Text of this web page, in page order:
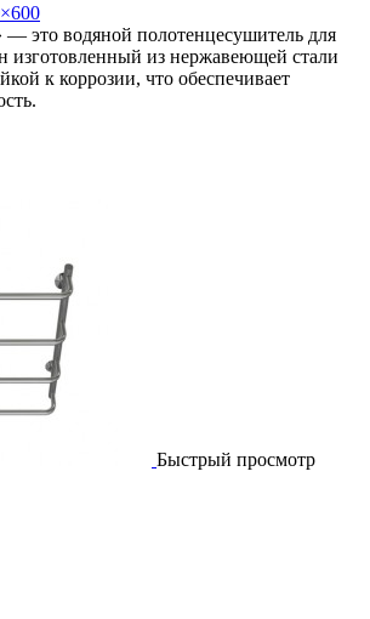
это водяной полотенцесушитель для
изготовленный из нержавеющей стали
к коррозии, что обеспечивает
Быстрый просмотр